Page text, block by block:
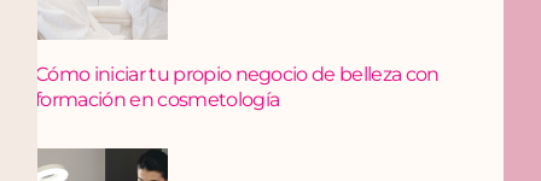
Cómo iniciar tu propio negocio de belleza con
formación en cosmetología